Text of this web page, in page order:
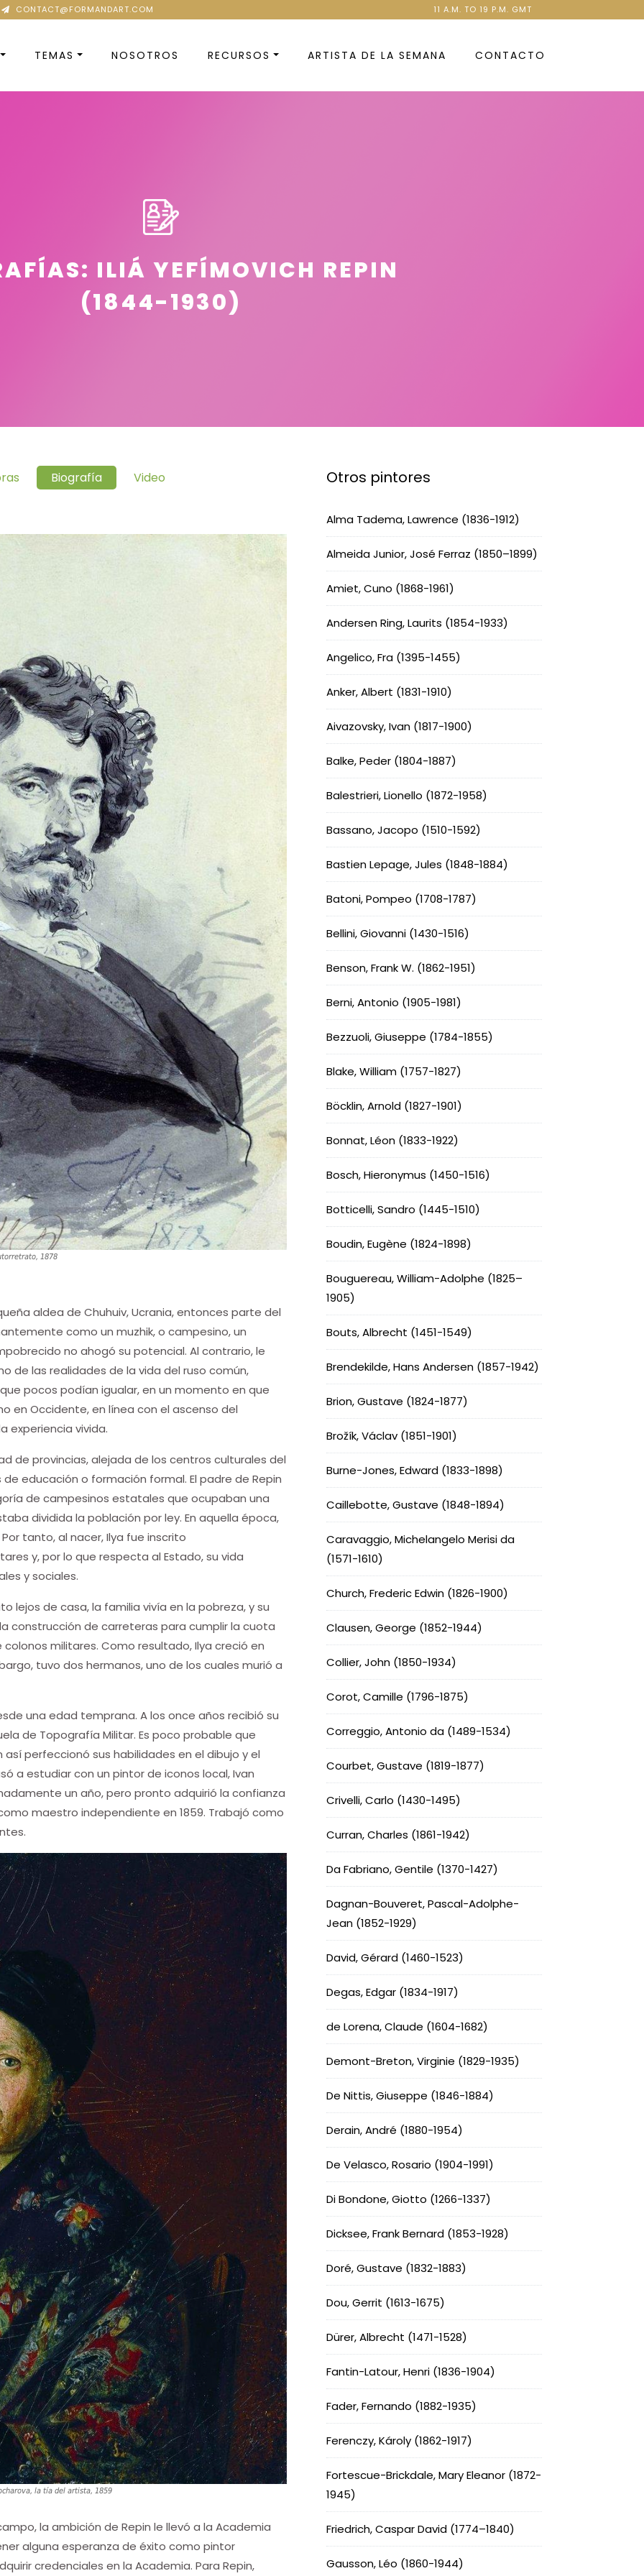
CONTACT@FORMANDART.COM 11 A.M. TO 19 P.M. GMT
TEMAS NOSOTROS RECURSOS ARTISTA DE LA SEMANA CONTACTO
ILIÁ YEFÍMOVICH REPIN
(1844-1930)
Biografía Video
1878
aldea de Chuhuiv, Ucrania, entonces parte del
como un muzhik, o campesino, un
no ahogó su potencial. Al contrario, le
de las realidades de la vida del ruso común,
pocos podían igualar, en un momento en que
en Occidente, en línea con el ascenso del
experiencia vivida.
de provincias, alejada de los centros culturales del
educación o formación formal. El padre de Repin
de campesinos estatales que ocupaban una
dividida la población por ley. En aquella época,
tanto, al nacer, Ilya fue inscrito
y, por lo que respecta al Estado, su vida
y sociales.
lejos de casa, la familia vivía en la pobreza, y su
construcción de carreteras para cumplir la cuota
militares. Como resultado, Ilya creció en
tuvo dos hermanos, uno de los cuales murió a
una edad temprana. A los once años recibió su
de Topografía Militar. Es poco probable que
perfeccionó sus habilidades en el dibujo y el
a estudiar con un pintor de iconos local, Ivan
un año, pero pronto adquirió la confianza
maestro independiente en 1859. Trabajó como
la tía del artista, 1859
la ambición de Repin le llevó a la Academia
alguna esperanza de éxito como pintor
credenciales en la Academia. Para Repin,
Otros pintores
Alma Tadema, Lawrence (1836-1912)
Almeida Junior, José Ferraz (1850–1899)
Amiet, Cuno (1868-1961)
Andersen Ring, Laurits (1854-1933)
Angelico, Fra (1395-1455)
Anker, Albert (1831-1910)
Aivazovsky, Ivan (1817-1900)
Balke, Peder (1804-1887)
Balestrieri, Lionello (1872-1958)
Bassano, Jacopo (1510-1592)
Bastien Lepage, Jules (1848-1884)
Batoni, Pompeo (1708-1787)
Bellini, Giovanni (1430-1516)
Benson, Frank W. (1862-1951)
Berni, Antonio (1905-1981)
Bezzuoli, Giuseppe (1784-1855)
Blake, William (1757-1827)
Böcklin, Arnold (1827-1901)
Bonnat, Léon (1833-1922)
Bosch, Hieronymus (1450-1516)
Botticelli, Sandro (1445-1510)
Boudin, Eugène (1824-1898)
Bouguereau, William-Adolphe (1825–
1905)
Bouts, Albrecht (1451-1549)
Brendekilde, Hans Andersen (1857-1942)
Brion, Gustave (1824-1877)
Brožík, Václav (1851-1901)
Burne-Jones, Edward (1833-1898)
Caillebotte, Gustave (1848-1894)
Caravaggio, Michelangelo Merisi da
(1571-1610)
Church, Frederic Edwin (1826-1900)
Clausen, George (1852-1944)
Collier, John (1850-1934)
Corot, Camille (1796-1875)
Correggio, Antonio da (1489-1534)
Courbet, Gustave (1819-1877)
Crivelli, Carlo (1430-1495)
Curran, Charles (1861-1942)
Da Fabriano, Gentile (1370-1427)
Dagnan-Bouveret, Pascal-Adolphe-
Jean (1852-1929)
David, Gérard (1460-1523)
Degas, Edgar (1834-1917)
de Lorena, Claude (1604-1682)
Demont-Breton, Virginie (1829-1935)
De Nittis, Giuseppe (1846-1884)
Derain, André (1880-1954)
De Velasco, Rosario (1904-1991)
Di Bondone, Giotto (1266-1337)
Dicksee, Frank Bernard (1853-1928)
Doré, Gustave (1832-1883)
Dou, Gerrit (1613-1675)
Dürer, Albrecht (1471-1528)
Fantin-Latour, Henri (1836-1904)
Fader, Fernando (1882-1935)
Ferenczy, Károly (1862-1917)
Fortescue-Brickdale, Mary Eleanor (1872-
1945)
Friedrich, Caspar David (1774–1840)
Gausson, Léo (1860-1944)